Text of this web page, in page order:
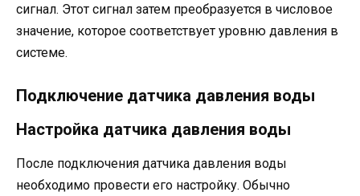
сигнал. Этот сигнал затем преобразуется в числовое
значение, которое соответствует уровню давления в
системе.
Подключение датчика давления воды
Настройка датчика давления воды
После подключения датчика давления воды
необходимо провести его настройку. Обычно